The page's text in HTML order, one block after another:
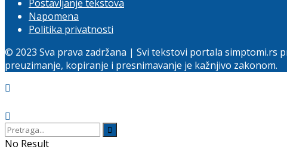
Postavljanje tekstova
Napomena
Politika privatnosti
© 2023 Sva prava zadržana | Svi tekstovi portala simptomi.rs
preuzimanje, kopiranje i presnimavanje je kažnjivo zakonom.
No Result